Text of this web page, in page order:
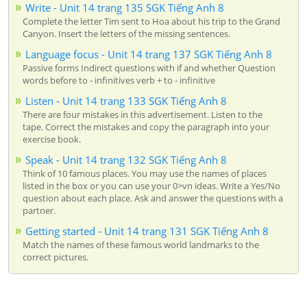
Write - Unit 14 trang 135 SGK Tiếng Anh 8
Complete the letter Tim sent to Hoa about his trip to the Grand
Canyon. Insert the letters of the missing sentences.
Language focus - Unit 14 trang 137 SGK Tiếng Anh 8
Passive forms Indirect questions with if and whether Question
words before to - infinitives verb + to - infinitive
Listen - Unit 14 trang 133 SGK Tiếng Anh 8
There are four mistakes in this advertisement. Listen to the
tape. Correct the mistakes and copy the paragraph into your
exercise book.
Speak - Unit 14 trang 132 SGK Tiếng Anh 8
Think of 10 famous places. You may use the names of places
listed in the box or you can use your 0>vn ideas. Write a Yes/No
question about each place. Ask and answer the questions with a
partner.
Getting started - Unit 14 trang 131 SGK Tiếng Anh 8
Match the names of these famous world landmarks to the
correct pictures.